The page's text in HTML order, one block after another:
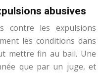
abusives
contre les expulsions
les conditions dans
mettre fin au bail. Une
que par un juge, et